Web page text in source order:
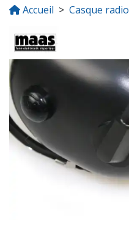
Accueil Casque radio
Previous